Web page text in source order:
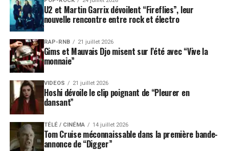
U2 et Martin Garrix dévoilent “Fireflies”, leur
nouvelle rencontre entre rock et électro
RAP-RNB 21 juillet 2026
Gims et Mauvais Djo misent sur l’été avec “Vive la
monnaie”
VIDEOS 21 juillet 2026
Hoshi dévoile le clip poignant de “Pleurer en
dansant”
TÉLÉ / CINÉMA 14 juillet 2026
Tom Cruise méconnaissable dans la première bande-
annonce de “Digger”